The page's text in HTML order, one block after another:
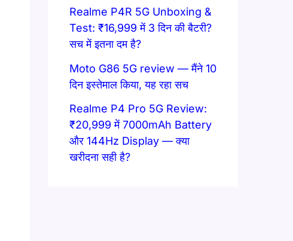
Realme P4R 5G Unboxing &
Test: ₹16,999 में 3 दिन की बैटरी?
सच में इतना दम है?
Moto G86 5G review — मैंने 10
दिन इस्तेमाल किया, यह रहा सच
Realme P4 Pro 5G Review:
₹20,999 में 7000mAh Battery
और 144Hz Display — क्या
खरीदना सही है?